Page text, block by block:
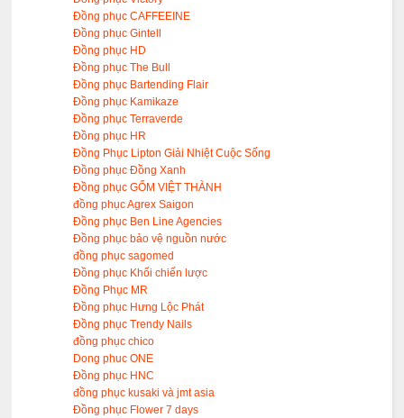
Đồng phục CAFFEEINE
Đồng phục Gintell
Đồng phục HD
Đồng phục The Bull
Đồng phục Bartending Flair
Đồng phục Kamikaze
Đồng phục Terraverde
Đồng phục HR
Đồng Phục Lipton Giải Nhiệt Cuộc Sống
Đồng phục Đồng Xanh
Đồng phục GỐM VIỆT THÀNH
đồng phục Agrex Saigon
Đồng phục Ben Line Agencies
Đồng phục bảo vệ nguồn nước
đồng phục sagomed
Đồng phục Khối chiến lược
Đồng Phục MR
Đồng phục Hưng Lộc Phát
Đồng phục Trendy Nails
đồng phục chico
Dong phuc ONE
Đồng phục HNC
đồng phục kusaki và jmt asia
Đồng phục Flower 7 days